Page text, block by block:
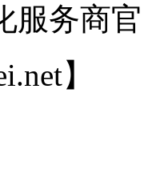
服务商
】